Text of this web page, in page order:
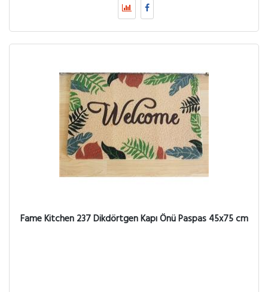
Fame Kitchen 237 Dikdörtgen Kapı Önü Paspas 45x75 cm